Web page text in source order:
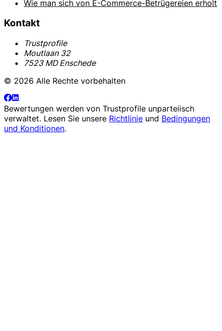
Wie man sich von E-Commerce-Betrügereien erholt
Kontakt
Trustprofile
Moutlaan 32
7523 MD Enschede
© 2026 Alle Rechte vorbehalten
Bewertungen werden von Trustprofile unparteiisch
verwaltet. Lesen Sie unsere Richtlinie und Bedingungen
und Konditionen.